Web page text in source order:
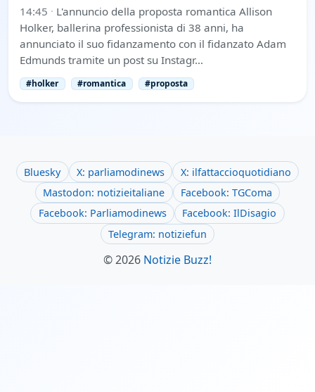
14:45 · L'annuncio della proposta romantica Allison
Holker, ballerina professionista di 38 anni, ha
annunciato il suo fidanzamento con il fidanzato Adam
Edmunds tramite un post su Instagr…
#holker #romantica #proposta
Bluesky X: parliamodinews
X: ilfattaccioquotidiano
Mastodon: notizieitaliane
Facebook: TGComa
Facebook: Parliamodinews
Facebook: IlDisagio
Telegram: notiziefun
© 2026 Notizie Buzz!